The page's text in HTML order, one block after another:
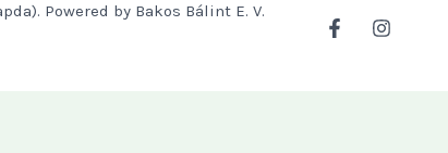
Powered by Bakos Bálint E. V.